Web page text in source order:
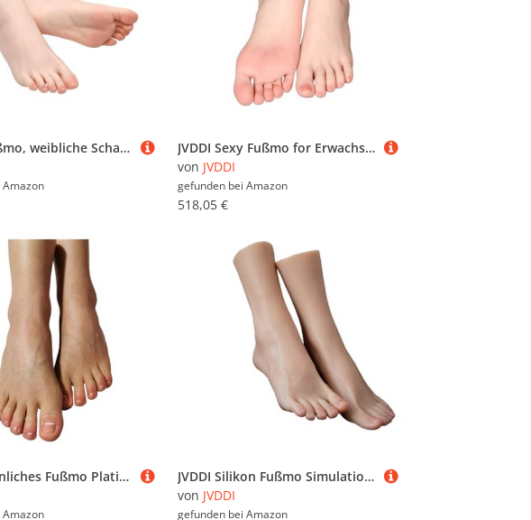
Silikon-Fußmo, weibliche Schaufensterpuppe, sichtbare Blutfäße, Füße, J-Version, Silikal, lebensgroße Nalkunst-Anzei ZHJ3818(Toes with Bone,One Pair)
Amazon
JVDDI Sexy Fußmo for Erwachsene, weibliche Schieß-Requisiten, Fetisch-Simulation, flüssis Silikon, weiche Sohlen, nackte Zehen, TGJ40(Silicone Toes Bone,1 Pair Foot)
von JVDDI
gefunden bei Amazon
518,05 €
JVDDI Männliches Fußmo Platin Silikon Schuhe Socken Pediküre Nail Art Skizze Malerei Massage Requisiten TGZ4200M(Left Foot)
Amazon
JVDDI Silikon Fußmo Simulation Plantarfalten Echtes Bein Lebensechte Anzeige Nail Art Kostüm Requisiten Füße Fetisch Z3723(All Silicone,Left Foot)
von JVDDI
gefunden bei Amazon